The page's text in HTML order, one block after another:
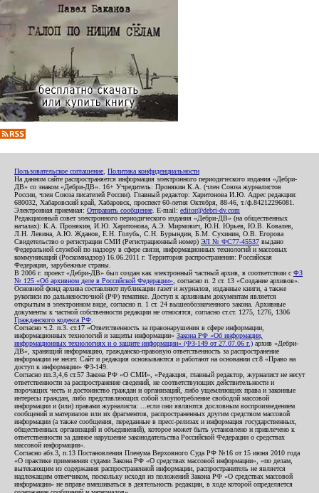
Пользовательское соглашение Политика конфиденциальности
На данном сайте распространяется информация электронного периодического издания «Дебри-
ДВ» со знаком «Дебри-ДВ». 16+ Учредитель: Пронякин К.А. (член Союза журналистов
России, член Союза писателей России). Главный редактор: Харитонова И.Ю. Адрес редакции:
680032, Хабаровский край, Хабаровск, проспект 60-летия Октября, 88-46, т./ф.84212296081.
Электронная приемная: Отправить сообщение . E-mail: editor@debri-dv.com
Редакционный совет электронного периодического издания «Дебри-ДВ» (на общественных
началах): К.А. Пронякин, И.Ю. Харитонова, А.Э. Мирмович, Ю.Н. Юрьев, Ю.В. Ковалев,
Л.Н. Левина, А.Ю. Жданов, Е.Н. Голубь, С.Н. Бурындин, Б.М. Сухинин, О.В. Егорова
Свидетельство о регистрации СМИ (Регистрационный номер) ЭЛ № ФС77-45537 выдано
Федеральной службой по надзору в сфере связи, информационных технологий и массовых
коммуникаций (Роскомнадзор) 16.06.2011 г. Территория распространения: Российская
Федерация, зарубежные страны.
В 2006 г. проект «Дебри-ДВ» был создан как электронный частный архив, в соответствии с ФЗ
№ 125 «Об архивном деле в Российской Федерации» , согласно п. 2 ст. 13 «Создание архивов».
Основной фонд архива составляют публикации газет и журналов, изданные книги, а также
рукописи по дальневосточной (РФ) тематике. Доступ к архивным документам является
открытым в электронном виде, согласно п. 1 ст. 24 вышеобозначенного закона. Архивные
документы к частной собственности редакции не относятся, согласно ст.ст. 1275, 1276, 1306
Гражданского кодекса РФ
Согласно ч.2. п.3. ст.17 «Ответственность за правонарушения в сфере информации,
информационных технологий и защиты информации» Закона РФ «Об информации,
информационных технологиях и о защите информации» (ФЗ-149 от 27.07.06 г.) архив «Дебри-
ДВ», хранящий информацию, гражданско-правовую ответственность за распространение
информации не несет. Сайт и редакция основываются и работают на основании ст.8 «Право на
доступ к информации» ФЗ-149.
Согласно пп.3,4,6 ст.57 Закона РФ «О СМИ», «Редакция, главный редактор, журналист не несут
ответственности за распространение сведений, не соответствующих действительности и
порочащих честь и достоинство граждан и организаций, либо ущемляющих права и законные
интересы граждан, либо представляющих собой злоупотребление свободой массовой
информации и (или) правами журналиста: ...если они являются дословным воспроизведением
сообщений и материалов или их фрагментов, распространенных другим средством массовой
информации (а также сообщения, переданные в пресс-релизах и информация государственных,
общественных организаций и объединений), которое может быть установлено и привлечено к
ответственности за данное нарушение законодательства Российской Федерации о средствах
массовой информации».
Согласно абз.3, п.13 Постановления Пленума Верховного Суда РФ №16 от 15 июня 2010 года
«О практике применения судами Закона РФ «О средствах массовой информации», «по делам,
вытекающим из содержания распространенной информации, распространитель не является
надлежащим ответчиком, поскольку исходя из положений Закона РФ «О средствах массовой
информации» не вправе вмешиваться в деятельность редакции, в ходе которой определяется